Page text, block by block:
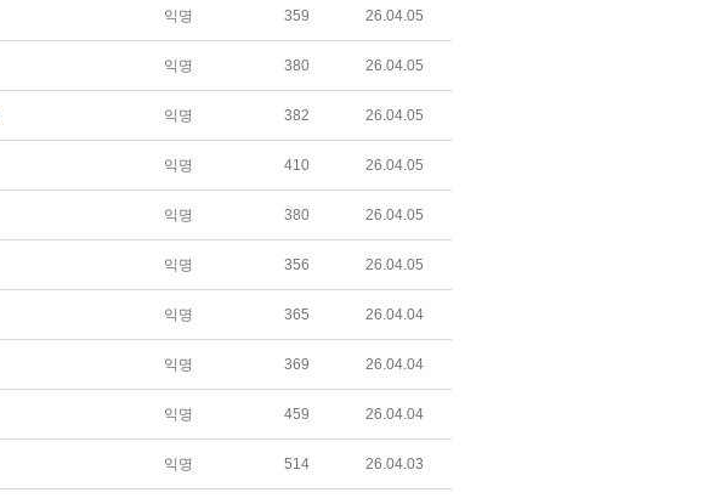
익명 359 26.04.05
익명 380 26.04.05
익명 382 26.04.05
익명 410 26.04.05
익명 380 26.04.05
익명 356 26.04.05
익명 365 26.04.04
익명 369 26.04.04
익명 459 26.04.04
익명 514 26.04.03